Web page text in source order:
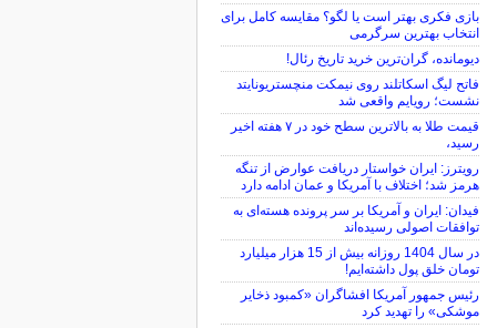
بازی فکری بهتر است یا لگو؟ مقایسه کامل برای
انتخاب بهترین سرگرمی
دیومانده، گران‌ترین خرید تاریخ رئال!
فاتح لیگ اسکاتلند روی نیمکت منچستریونایتد
نشست؛ رویایم واقعی شد
قیمت طلا به بالاترین سطح خود در ۷ هفته اخیر
رسید،
رویترز: ایران خواستار دریافت عوارض از تنگه
هرمز شد؛ اختلاف با آمریکا و عمان ادامه دارد
فیدان: ایران و آمریکا بر سر پرونده هسته‌ای به
توافقات اصولی رسیده‌اند
در سال 1404 روزانه بیش از 15 هزار میلیارد
تومان خلق پول داشته‌ایم!
رئیس جمهور آمریکا افشاگران «کمبود ذخایر
موشکی» را تهدید کرد